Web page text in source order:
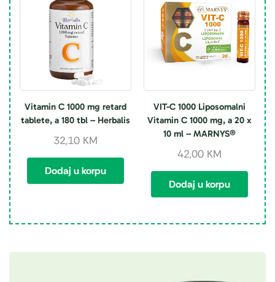
Vitamin C 1000 mg retard
tablete, a 180 tbl – Herbalis
32,10 KM
Dodaj u korpu
VIT-C 1000 Liposomalni
Vitamin C 1000 mg, a 20 x
10 ml – MARNYS®
42,00 KM
Dodaj u korpu